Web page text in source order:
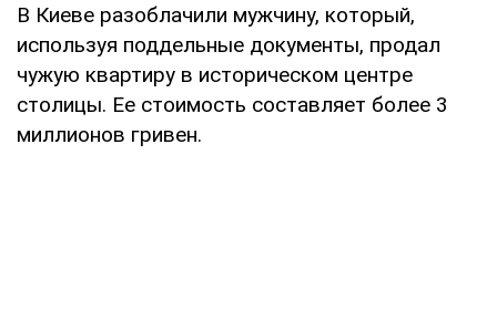
В Киеве разоблачили мужчину, который,
используя поддельные документы, продал
чужую квартиру в историческом центре
столицы. Ее стоимость составляет более 3
миллионов гривен.